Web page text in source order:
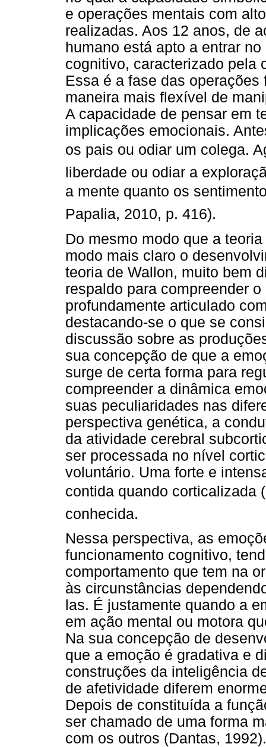
e operações mentais com
realizadas. Aos 12 anos, de
humano está apto a entrar
cognitivo, caracterizado pela
Essa é a fase das
maneira mais flexível de
A capacidade de pensar em
implicações emocionais.
os pais ou odiar um colega.
liberdade ou odiar a
a mente quanto os
Papalia, 2010, p. 416).
Do mesmo modo que a
modo mais claro o
teoria de Wallon, muito bem
respaldo para compreender
profundamente articulado
destacando-se o que se
discussão sobre as
sua concepção de que a
surge de certa forma para
compreender a dinâmica
suas peculiaridades nas
perspectiva genética, a
da atividade cerebral
ser processada no nível
voluntário. Uma forte e
contida quando
conhecida.
Nessa perspectiva, as
funcionamento cognitivo,
comportamento que tem na
às circunstâncias
las. É justamente quando a
em ação mental ou motora
Na sua concepção de
que a emoção é gradativa e
construções da inteligência
de afetividade diferem
Depois de constituída a
ser chamado de uma forma
com os outros (Dantas, 1992).